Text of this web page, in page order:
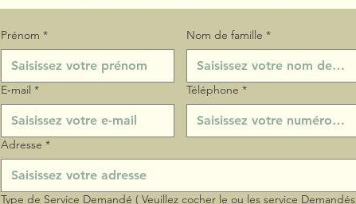
Prénom * Nom de famille *
E‑mail * Téléphone *
Adresse *
Type de Service Demandé ( Veuillez cocher le ou les service Demandés